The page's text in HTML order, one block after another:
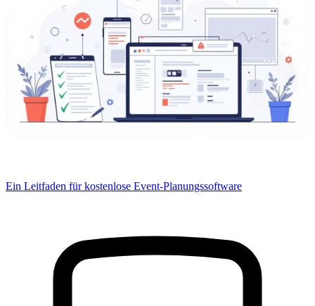
Ein Leitfaden für kostenlose Event-Planungssoftware